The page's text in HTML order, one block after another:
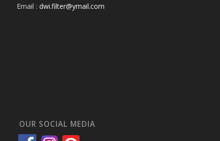
Email : dwi.filter@ymail.com
OUR SOCIAL MEDIA